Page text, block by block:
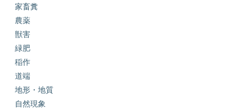
家畜糞
農薬
獣害
緑肥
稲作
道端
地形・地質
自然現象